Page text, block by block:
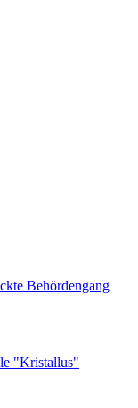
Behördengang
"Kristallus"